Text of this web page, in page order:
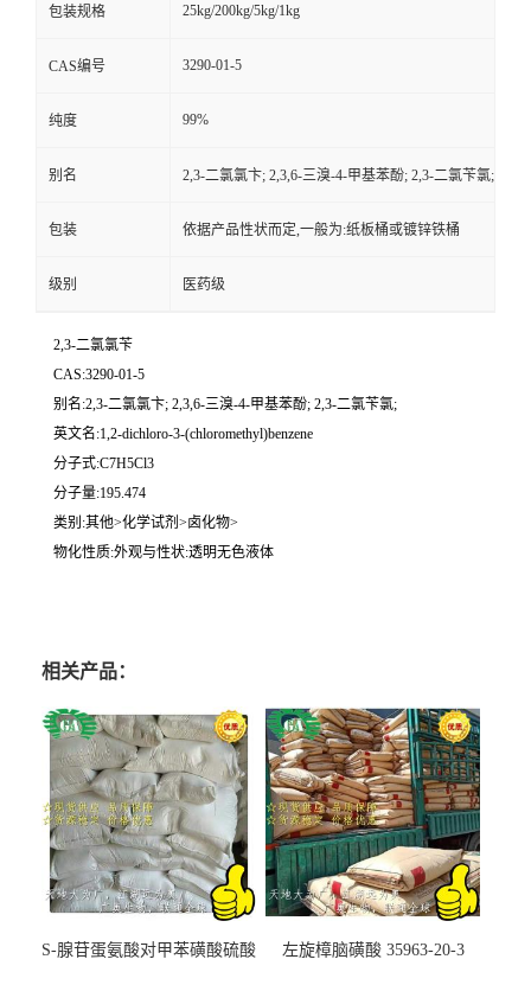
包装规格 25kg/200kg/5kg/1kg
CAS编号 3290-01-5
纯度 99%
别名 2,3-二氯氯卞; 2,3,6-三溴-4-甲基苯酚; 2,3-二氯苄氯;
包装 依据产品性状而定,一般为:纸板桶或镀锌铁桶
级别 医药级
2,3-二氯氯苄
CAS:3290-01-5
别名:2,3-二氯氯卞; 2,3,6-三溴-4-甲基苯酚; 2,3-二氯苄氯;
英文名:1,2-dichloro-3-(chloromethyl)benzene
分子式:C7H5Cl3
分子量:195.474
类别:其他>化学试剂>卤化物>
物化性质:外观与性状:透明无色液体
相关产品：
S-腺苷蛋氨酸对甲苯磺酸硫酸
左旋樟脑磺酸 35963-20-3